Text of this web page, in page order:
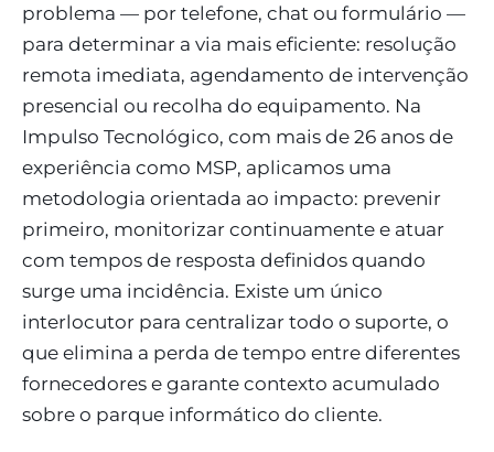
problema — por telefone, chat ou formulário —
para determinar a via mais eficiente: resolução
remota imediata, agendamento de intervenção
presencial ou recolha do equipamento. Na
Impulso Tecnológico, com mais de 26 anos de
experiência como MSP, aplicamos uma
metodologia orientada ao impacto: prevenir
primeiro, monitorizar continuamente e atuar
com tempos de resposta definidos quando
surge uma incidência. Existe um único
interlocutor para centralizar todo o suporte, o
que elimina a perda de tempo entre diferentes
fornecedores e garante contexto acumulado
sobre o parque informático do cliente.